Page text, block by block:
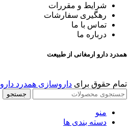
شرایط و مقررات
رهگیری سفارشات
تماس با ما
درباره ما
همدرد دارو ارمغانی از طبیعت
تمام حقوق برای داروسازی همدرد دارو
جستجو
منو
دسته بندی ها